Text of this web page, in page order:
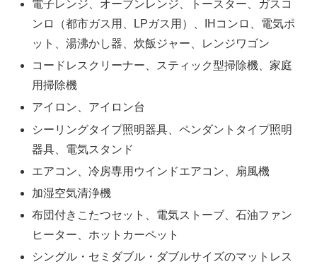
電子レンジ、オーブンレンジ、トースター、ガスコ
ンロ（都市ガス用、LPガス用）、IHコンロ、電気ポ
ット、湯沸かし器、炊飯ジャー、レンジワゴン
コードレスクリーナー、スティック型掃除機、家庭
用掃除機
アイロン、アイロン台
シーリングタイプ照明器具、ペンダントタイプ照明
器具、電気スタンド
エアコン、冷房専用ウインドエアコン、扇風機
加湿空気清浄機
布団付きこたつセット、電気ストーブ、石油ファン
ヒーター、ホットカーペット
シングル・セミダブル・ダブルサイズのマットレス